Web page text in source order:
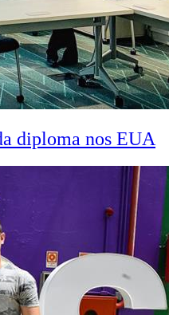
diploma nos EUA